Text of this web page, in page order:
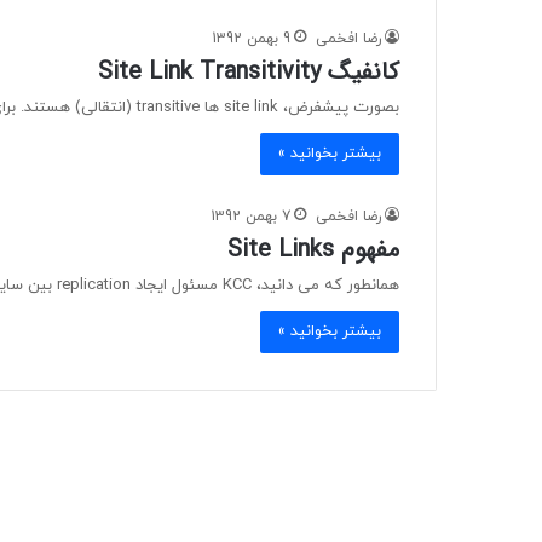
رضا افخمی 9 بهمن 1392
کانفیگ Site Link Transitivity
بصورت پیشفرض، site link ها transitive (انتقالی) هستند. برای مثال در شکل زیر، site مشهد با site تهران لینک بوده…
بیشتر بخوانید »
رضا افخمی 7 بهمن 1392
مفهوم Site Links
همانطور که می دانید، KCC مسئول ایجاد replication بین سایتی (intrasite) و درون سایتی (intersite) بوده و فرض می کند…
بیشتر بخوانید »